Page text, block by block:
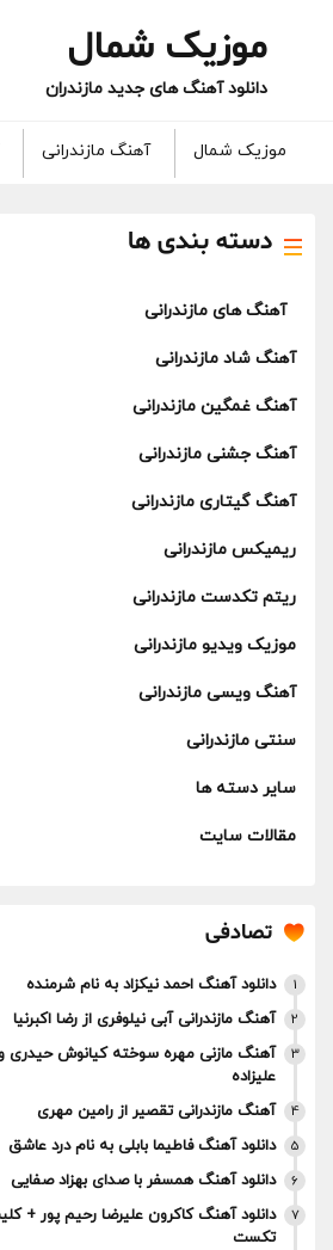
موزیک شمال
دانلود آهنگ های جدید مازندران
موزیک شمال آهنگ مازندرانی
دسته بندی ها
آهنگ های مازندرانی
آهنگ شاد مازندرانی
آهنگ غمگین مازندرانی
آهنگ جشنی مازندرانی
آهنگ گیتاری مازندرانی
ریمیکس مازندرانی
ریتم تکدست مازندرانی
موزیک ویدیو مازندرانی
آهنگ ویسی مازندرانی
سنتی مازندرانی
سایر دسته ها
مقالات سایت
تصادفی
1 دانلود آهنگ احمد نیکزاد به نام شرمنده
2 آهنگ مازندرانی آبی نیلوفری از رضا اکبرنیا
3
آهنگ مازنی مهره سوخته کیانوش حیدری
علیزاده
4 آهنگ مازندرانی تقصیر از رامین مهری
5 دانلود آهنگ فاطیما بابلی به نام درد عاشق
6 دانلود آهنگ همسفر با صدای بهزاد صفایی
7
دانلود آهنگ کاکرون علیرضا رحیم پور +
تکست